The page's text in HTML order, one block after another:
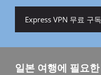
Express VPN 무료 구
일본 여행에 필요